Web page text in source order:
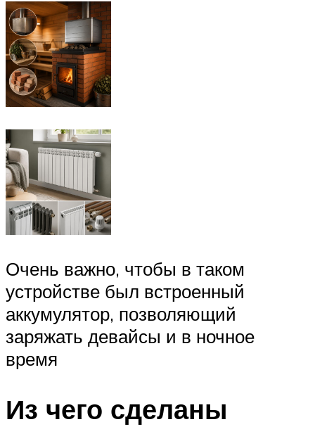
Очень важно, чтобы в таком
устройстве был встроенный
аккумулятор, позволяющий
заряжать девайсы и в ночное
время
Из чего сделаны